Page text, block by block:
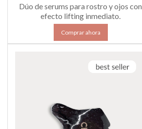
Dúo de serums para rostro y ojos con
efecto lifting inmediato.
Comprar ahora